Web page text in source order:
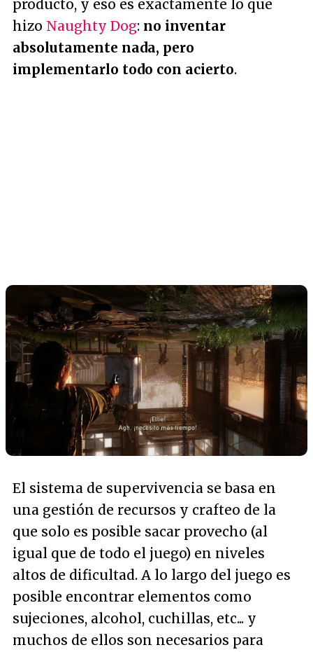
producto, y eso es exactamente lo que
hizo Naughty Dog: no inventar
absolutamente nada, pero
implementarlo todo con acierto.
El sistema de supervivencia se basa en
una gestión de recursos y crafteo de la
que solo es posible sacar provecho (al
igual que de todo el juego) en niveles
altos de dificultad. A lo largo del juego es
posible encontrar elementos como
sujeciones, alcohol, cuchillas, etc... y
muchos de ellos son necesarios para